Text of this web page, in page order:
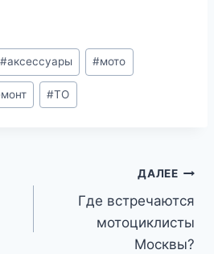
#аксессуары #мото
#ТО
ДАЛЕЕ
Где встречаются
мотоциклисты
Москвы?